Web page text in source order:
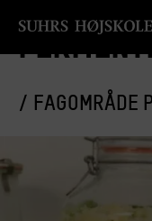
/ FAGOMRÅDE